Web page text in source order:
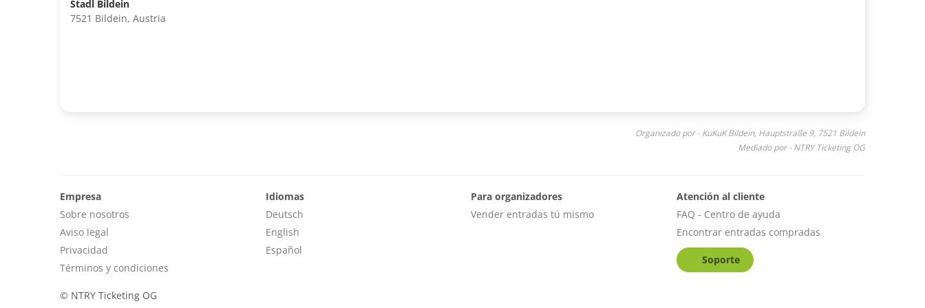
Stadl Bildein
7521 Bildein, Austria
Organizado por - KuKuK Bildein, Hauptstraße 9, 7521 Bildein
Mediado por - NTRY Ticketing OG
Empresa
Sobre nosotros
Aviso legal
Privacidad
Términos y condiciones
Idiomas
Deutsch
English
Español
Para organizadores
Vender entradas tú mismo
Atención al cliente
FAQ - Centro de ayuda
Encontrar entradas compradas
Soporte
© NTRY Ticketing OG